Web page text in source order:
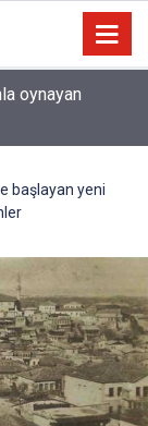
oynayan
başlayan yeni